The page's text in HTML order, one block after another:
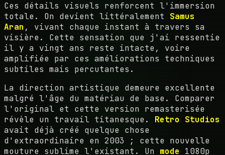
Ces détails visuels renforcent l'immersion
totale. On devient littéralement Samus
Aran , vivant chaque instant à travers sa
visière. Cette sensation que j'ai ressentie
il y a vingt ans reste intacte, voire
amplifiée par ces améliorations techniques
subtiles mais percutantes.
La direction artistique demeure excellente
malgré l'âge du matériau de base. Comparer
l'original et cette version remasterisée
révèle un travail titanesque. Retro Studios
avait déjà créé quelque chose
d'extraordinaire en 2003 ; cette nouvelle
mouture sublime l'existant. Un mode 1080p